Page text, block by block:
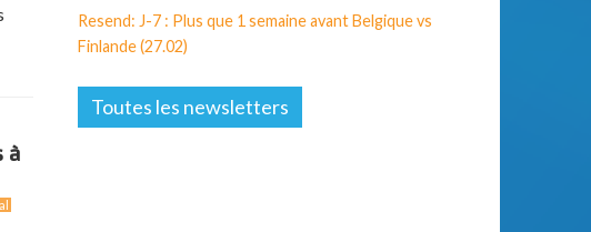
à
Resend: J-7 : Plus que 1 semaine avant Belgique vs
Finlande (27.02)
Toutes les newsletters